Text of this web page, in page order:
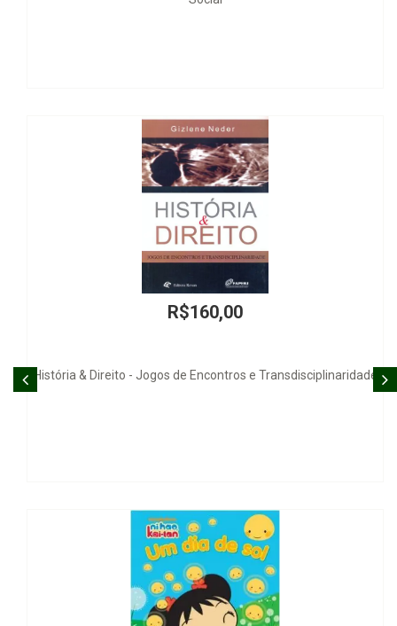
- Jogos de Encontros e Transdisciplinaridade Emenda